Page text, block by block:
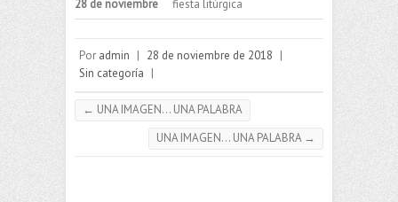
28 de noviembre
fiesta litúrgica
Por admin | 28 de noviembre de 2018 |
Sin categoría |
← UNA IMAGEN… UNA PALABRA
UNA IMAGEN… UNA PALABRA →